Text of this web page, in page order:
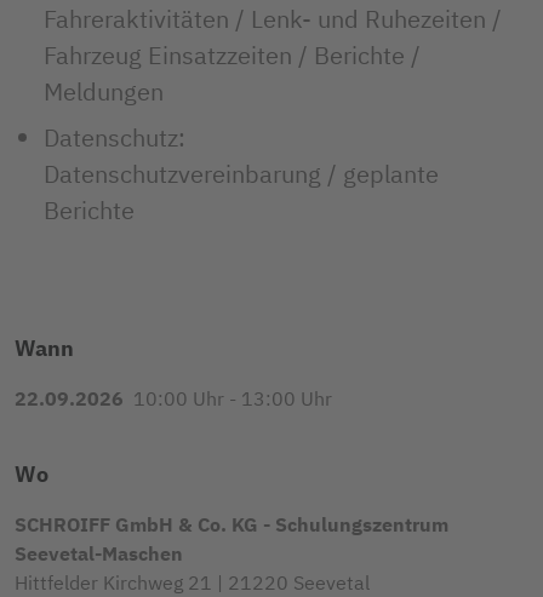
Fahreraktivitäten / Lenk- und Ruhezeiten /
Fahrzeug Einsatzzeiten / Berichte /
Meldungen
Datenschutz:
Datenschutzvereinbarung / geplante
Berichte
Wann
22.09.2026 10:00 Uhr - 13:00 Uhr
Wo
SCHROIFF GmbH & Co. KG - Schulungszentrum
Seevetal-Maschen
Hittfelder Kirchweg 21 | 21220 Seevetal